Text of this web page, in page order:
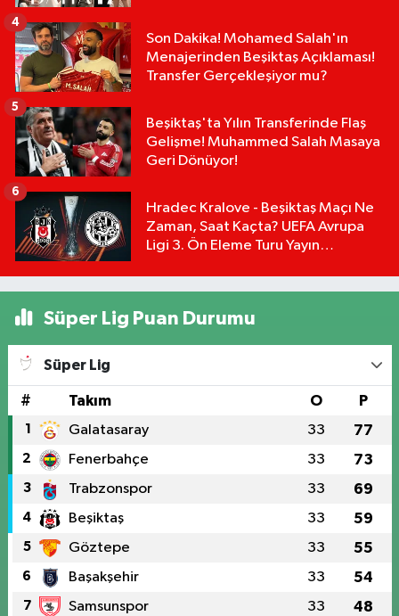
Son Dakika! Mohamed Salah'ın
Menajerinden Beşiktaş Açıklaması!
Transfer Gerçekleşiyor mu?
4
Beşiktaş'ta Yılın Transferinde Flaş
Gelişme! Muhammed Salah Masaya
Geri Dönüyor!
5
Hradec Kralove - Beşiktaş Maçı Ne
Zaman, Saat Kaçta? UEFA Avrupa
Ligi 3. Ön Eleme Turu Yayın
6
Süper Lig Puan Durumu
Süper Lig
# Takım O P
1 Galatasaray 33 77
2 Fenerbahçe 33 73
3 Trabzonspor 33 69
4 Beşiktaş 33 59
5 Göztepe 33 55
6 Başakşehir 33 54
7 Samsunspor 33 48